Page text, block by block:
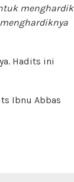
menghardik
Hadits ini
Ibnu Abbas